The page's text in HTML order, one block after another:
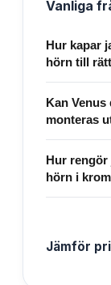
Vanliga
Hur kapar
hörn till
Kan
monteras
Hur rengör
hörn i
Jämför